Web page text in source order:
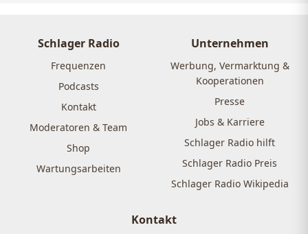
Schlager Radio
Frequenzen
Podcasts
Kontakt
Moderatoren & Team
Shop
Wartungsarbeiten
Unternehmen
Werbung, Vermarktung &
Kooperationen
Presse
Jobs & Karriere
Schlager Radio hilft
Schlager Radio Preis
Schlager Radio Wikipedia
Kontakt